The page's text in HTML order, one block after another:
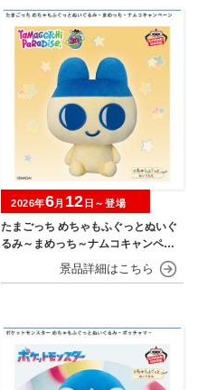
たまごっち めちゃもふぐっとぬいぐ
るみ～まめっち～ナムコキャンペー
2026年6月 12 日～登場